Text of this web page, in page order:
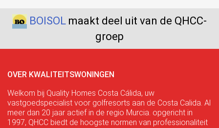
BOISOL maakt deel uit van de QHCC-
groep
OVER KWALITEITSWONINGEN
Welkom bij Quality Homes Costa Cálida, uw
vastgoedspecialist voor golfresorts aan de Costa Calida. Al
meer dan 20 jaar actief in de regio Murcia. opgericht in
1997, QHCC biedt de hoogste normen van professionaliteit